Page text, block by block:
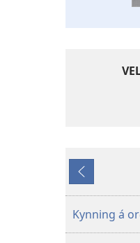
Til
baka
Kynning á